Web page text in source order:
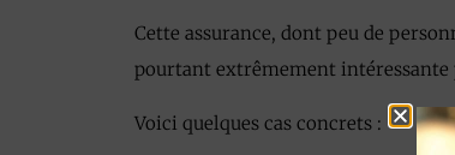
Cette assurance, dont peu de
pourtant extrêmement intéressante
Voici quelques cas concrets :